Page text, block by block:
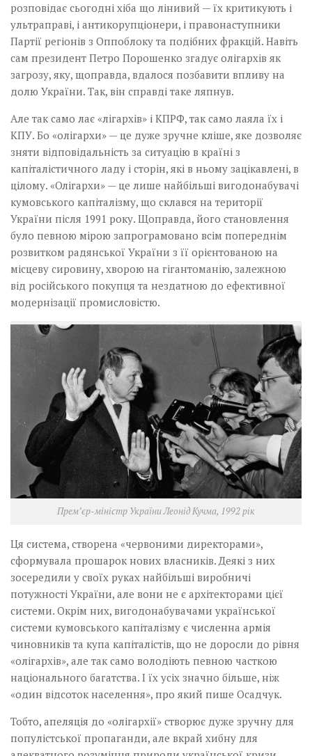
розповідає сьогодні хіба що лінивий — їх критикують і
ультраправі, і антикорупціонери, і правонаступники
Партії регіонів з Оппоблоку та подібних фракцій. Навіть
сам президент Петро Порошенко згадує олігархів як
загрозу, яку, щоправда, вдалося позбавити впливу на
долю України. Так, він справді таке ляпнув.
Але так само лає «лігархів» і КПРФ, так само лаяла їх і
КПУ. Бо «олігархи» — це дуже зручне кліше, яке дозволяє
зняти відповідальність за ситуацію в країні з
капіталістичного ладу і сторін, які в ньому зацікавлені, в
цілому. «Олігархи» — це лише найбільші вигодонабувачі
кумовського капіталізму, що склався на території
України після 1991 року. Щоправда, його становлення
було певною мірою запрограмовано всім попереднім
розвитком радянської України з її орієнтованою на
місцеву сировину, хворою на гігантоманію, залежною
від російського покупця та нездатною до ефективної
модернізації промисловістю.
Прем’єр-міністр України Леонід Кучма, 1992 рік
Ця система, створена «червоними директорами»,
сформувала прошарок нових власників. Деякі з них
зосередили у своїх руках найбільші виробничі
потужності України, але вони не є архітекторами цієї
системи. Окрім них, вигодонабувачами української
системи кумовського капіталізму є численна армія
чиновників та купа капіталістів, що не доросли до рівня
«олігархів», але так само володіють певною часткою
національного багатства. І їх усіх значно більше, ніж
«один відсоток населення», про який пише Осадчук.
Тобто, апеляція до «олігархії» створює дуже зручну для
популістської пропаганди, але вкрай хибну для